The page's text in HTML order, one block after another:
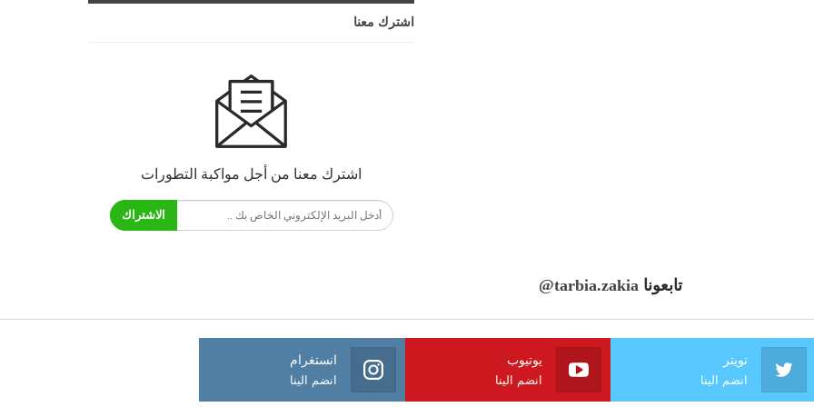
اشترك معنا
اشترك معنا من أجل مواكبة التطورات
الاشتراك
تابعونا @tarbia.zakia
تويتر
انضم الينا
يوتيوب
انضم الينا
انستغرام
انضم الينا